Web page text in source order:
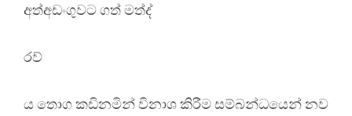
අත්අඩංගුවට ගත් මත්ද්
රව්
ය තොග කඩිනමින් විනාශ කිරීම සම්බන්ධයෙන් නව